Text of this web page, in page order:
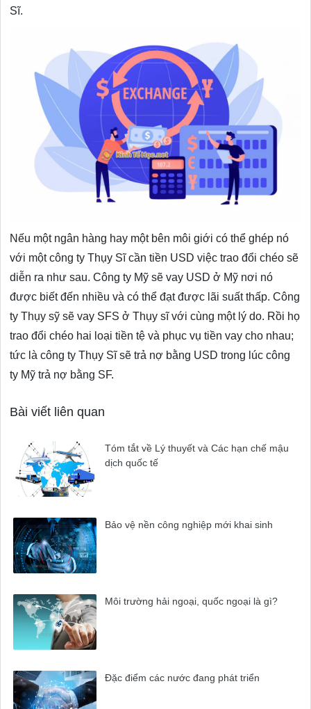
Sĩ.
Nếu một ngân hàng hay một bên môi giới có thể ghép nó
với một công ty Thụy Sĩ cần tiền USD việc trao đổi chéo sẽ
diễn ra như sau. Công ty Mỹ sẽ vay USD ở Mỹ nơi nó
được biết đến nhiều và có thể đạt được lãi suất thấp. Công
ty Thụy sỹ sẽ vay SFS ở Thụy sĩ với cùng một lý do. Rồi họ
trao đổi chéo hai loại tiền tệ và phục vụ tiền vay cho nhau;
tức là công ty Thụy Sĩ sẽ trả nợ bằng USD trong lúc công
ty Mỹ trả nợ bằng SF.
Bài viết liên quan
Tóm tắt về Lý thuyết và Các hạn chế mậu
dịch quốc tế
Bảo vệ nền công nghiệp mới khai sinh
Môi trường hải ngoại, quốc ngoại là gì?
Đặc điểm các nước đang phát triển